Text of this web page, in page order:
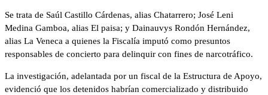
Se trata de Saúl Castillo Cárdenas, alias Chatarrero; José Leni
Medina Gamboa, alias El paisa; y Dainauvys Rondón Hernández,
alias La Veneca a quienes la Fiscalía imputó como presuntos
responsables de concierto para delinquir con fines de narcotráfico.
La investigación, adelantada por un fiscal de la Estructura de Apoyo,
evidenció que los detenidos habrían comercializado y distribuido